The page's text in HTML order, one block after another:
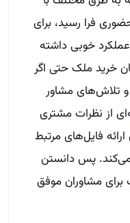
فرا رسید، برای
خوبی داشته
خرید ملک حتی اگر
و تلاش‌های مشاور
از نظرات مشتری
فایل‌های مرتبط
پس دانستن
برای مشاوران موفق